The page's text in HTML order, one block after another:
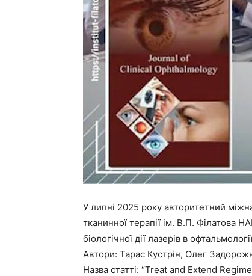
У липні 2025 року авторитетний
тканинної терапії ім. В.П. Філатова
біологічної дії лазерів в
Автори: Тарас Кустрін, Олег
Назва статті: “Treat and Extend